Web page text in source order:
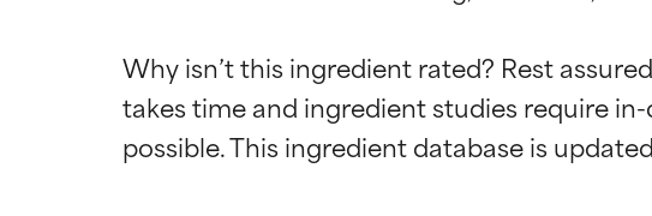
Why isn’t this ingredient rated? Rest
takes time and ingredient studies require
Beoordelingen
BESTE
Beoordelingen
BESTE